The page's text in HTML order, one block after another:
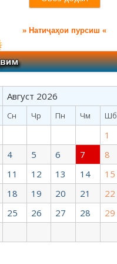
» Натиҷаҳои пурсиш «
Август 2026
Сн Чр Пн Чм Шб
1
4 5 6 7 8
11 12 13 14 15
18 19 20 21 22
25 26 27 28 29